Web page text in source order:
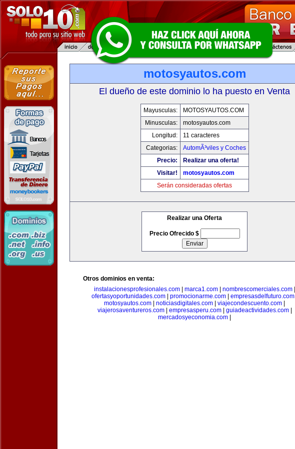
motosyautos.com
El dueño de este dominio lo ha puesto en Venta
Mayusculas:
MOTOSYAUTOS.COM
Minusculas:
motosyautos.com
Longitud:
11 caracteres
Categorias:
AutomÃ³viles y Coches
Precio:
Realizar una oferta!
Visitar!
motosyautos.com
Serán consideradas ofertas
Realizar una Oferta
Precio Ofrecido $
Otros dominios en venta:
instalacionesprofesionales.com| marca1.com| nombrescomerciales.com|
ofertasyoportunidades.com
promocionarme.com empresasdelfuturo.com
motosyautos.com
noticiasdigitales.com viajecondescuento.com
viajerosaventureros.com| empresasperu.com| guiadeactividades.com|
mercadosyeconomia.com